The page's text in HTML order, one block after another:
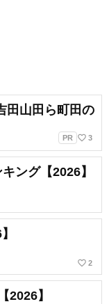
田山田ら町田の
PR favorite_border 3
ング【2026】
favorite_border 2
2026】